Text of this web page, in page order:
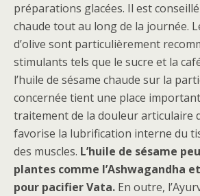
préparations glacées. Il est
chaude tout au long de la journée.
d’olive sont particulièrement
stimulants tels que le sucre et la
l’huile de sésame chaude sur la
concernée tient une place
traitement de la douleur articulaire
favorise la lubrification interne du
des muscles. L’huile de sésame
plantes comme l’Ashwagandha
pour pacifier Vata. En outre,